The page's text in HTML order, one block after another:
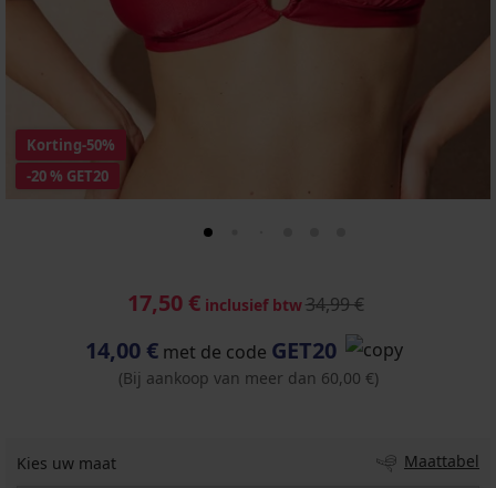
-20 % GET20
Korting-50%
17,50 € inclusief btw34,99 €
14,00 €met de code GET20
(Bij aankoop van meer dan 60,00 €)
Kies uw maat Maattabel